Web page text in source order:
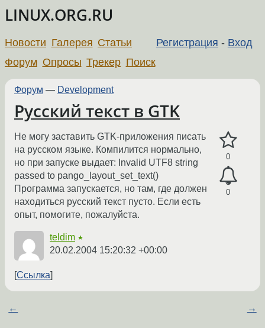
LINUX.ORG.RU
Регистрация - Вход
Новости Галерея Статьи
Форум Опросы Трекер Поиск
Форум — Development
Русский текст в GTK
0
0
Не могу заставить GTK-приложения писать
на русском языке. Компилится нормально,
но при запуске выдает: Invalid UTF8 string
passed to pango_layout_set_text()
Программа запускается, но там, где должен
находиться русский текст пусто. Если есть
опыт, помогите, пожалуйста.
teldim ★
20.02.2004 15:20:32 +00:00
Ссылка
← →